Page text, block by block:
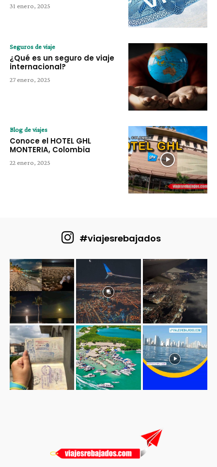
31 enero, 2025
Seguros de viaje
¿Qué es un seguro de viaje
internacional?
27 enero, 2025
Blog de viajes
Conoce el HOTEL GHL
MONTERIA, Colombia
22 enero, 2025
#viajesrebajados